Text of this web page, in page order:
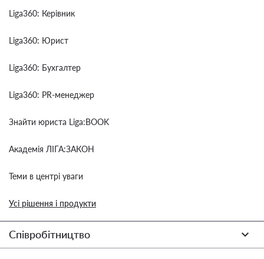
Liga360: Керівник
Liga360: Юрист
Liga360: Бухгалтер
Liga360: PR-менеджер
Знайти юриста Liga:BOOK
Академія ЛІГА:ЗАКОН
Теми в центрі уваги
Усі рішення і продукти
Співробітництво